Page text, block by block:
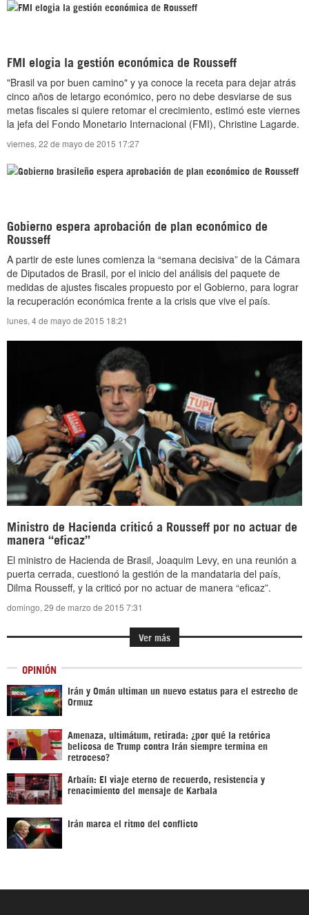
FMI elogia la gestión económica de Rousseff
"Brasil va por buen camino" y ya conoce la receta para dejar atrás
cinco años de letargo económico, pero no debe desviarse de sus
metas fiscales si quiere retomar el crecimiento, estimó este viernes
la jefa del Fondo Monetario Internacional (FMI), Christine Lagarde.
viernes, 22 de mayo de 2015 17:27
Gobierno espera aprobación de plan económico de
Rousseff
A partir de este lunes comienza la “semana decisiva” de la Cámara
de Diputados de Brasil, por el inicio del análisis del paquete de
medidas de ajustes fiscales propuesto por el Gobierno, para lograr
la recuperación económica frente a la crisis que vive el país.
lunes, 4 de mayo de 2015 18:21
Ministro de Hacienda criticó a Rousseff por no actuar de
manera “eficaz”
El ministro de Hacienda de Brasil, Joaquim Levy, en una reunión a
puerta cerrada, cuestionó la gestión de la mandataria del país,
Dilma Rousseff, y la criticó por no actuar de manera “eficaz”.
domingo, 29 de marzo de 2015 7:31
Ver más
OPINIÓN
Irán y Omán ultiman un nuevo estatus para el estrecho de
Ormuz
Amenaza, ultimátum, retirada: ¿por qué la retórica
belicosa de Trump contra Irán siempre termina en
retroceso?
Arbaín: El viaje eterno de recuerdo, resistencia y
renacimiento del mensaje de Karbala
Irán marca el ritmo del conflicto